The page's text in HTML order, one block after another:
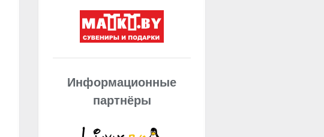
Информационные
партнёры